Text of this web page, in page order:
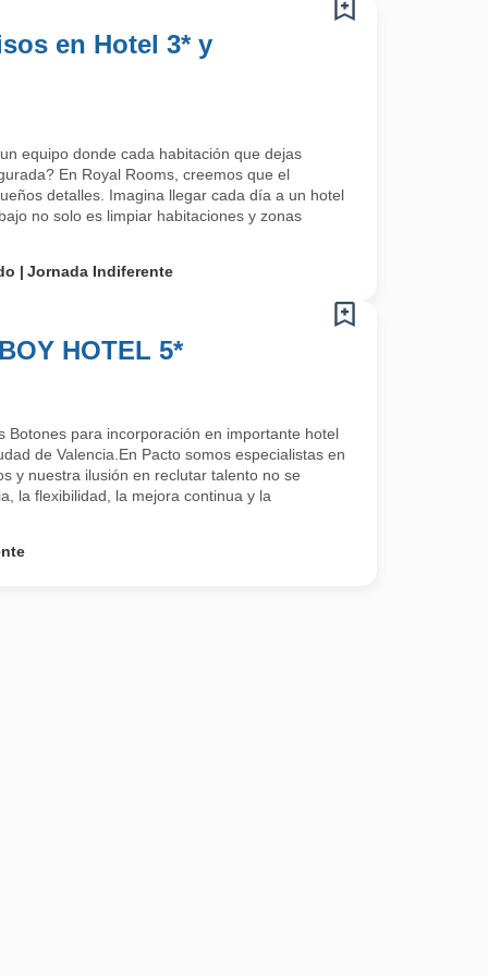
en Hotel 3* y
equipo donde cada habitación que dejas
En Royal Rooms, creemos que el
detalles. Imagina llegar cada día a un hotel
no solo es limpiar habitaciones y zonas
Jornada Indiferente
HOTEL 5*
Botones para incorporación en importante hotel
de Valencia.En Pacto somos especialistas en
y nuestra ilusión en reclutar talento no se
la flexibilidad, la mejora continua y la